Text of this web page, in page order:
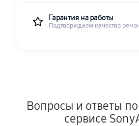
Гарантия на работы
Подтверждаем качество
Вопросы и ответы
сервисе